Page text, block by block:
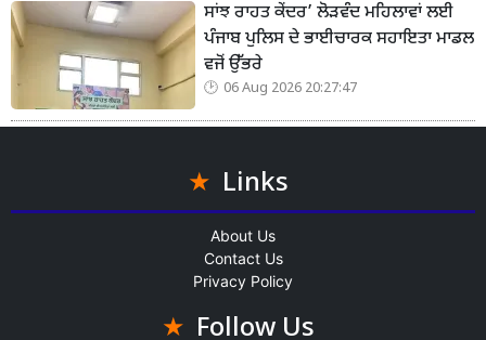
ਸਾਂਝ ਰਾਹਤ ਕੇਂਦਰ’ ਲੋੜਵੰਦ ਮਹਿਲਾਵਾਂ ਲਈ
ਪੰਜਾਬ ਪੁਲਿਸ ਦੇ ਭਾਈਚਾਰਕ ਸਹਾਇਤਾ ਮਾਡਲ
ਵਜੋਂ ਉੱਭਰੇ
06 Aug 2026 20:27:47
Links
About Us
Contact Us
Privacy Policy
Follow Us